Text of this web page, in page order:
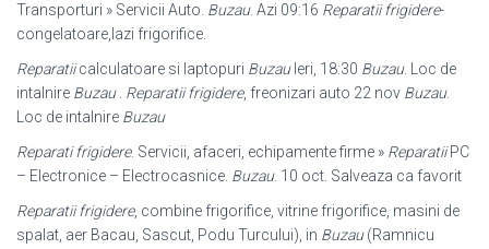
Transporturi » Servicii Auto. Buzau. Azi 09:16 Reparatii frigidere-
congelatoare,lazi frigorifice.
Reparatiicalculatoare si laptopuri BuzauIeri, 18:30 Buzau. Loc de
intalnire Buzau. Reparatii frigidere, freonizari auto 22 nov Buzau.
Loc de intalnire Buzau
Reparati frigidere. Servicii, afaceri, echipamente firme » ReparatiiPC
– Electronice – Electrocasnice. Buzau. 10 oct. Salveaza ca favorit
Reparatii frigidere, combine frigorifice, vitrine frigorifice, masini de
spalat, aer Bacau, Sascut, Podu Turcului), in Buzau(Ramnicu